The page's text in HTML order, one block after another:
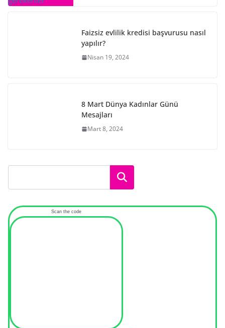
Faizsiz evlilik kredisi başvurusu nasıl
yapılır?
Nisan 19, 2024
8 Mart Dünya Kadınlar Günü
Mesajları
Mart 8, 2024
Ara
Scan the code